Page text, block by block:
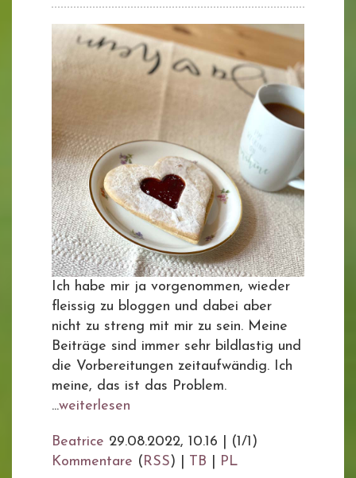
Ich habe mir ja vorgenommen, wieder
fleissig zu bloggen und dabei aber
nicht zu streng mit mir zu sein. Meine
Beiträge sind immer sehr bildlastig und
die Vorbereitungen zeitaufwändig. Ich
meine, das ist das Problem.
...weiterlesen
Beatrice 29.08.2022, 10.16
(1/1)
Kommentare (RSS) | TB PL